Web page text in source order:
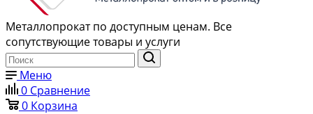
Металлопрокат по доступным ценам. Все
сопутствующие товары и услуги
Меню
0 Сравнение
0 Корзина